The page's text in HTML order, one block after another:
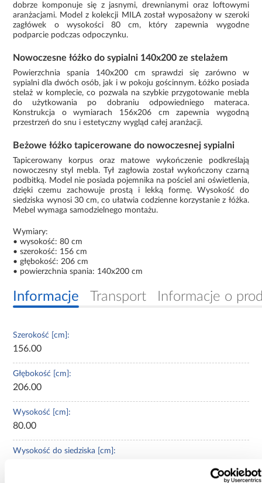
dobrze komponuje się z jasnymi, drewnianymi oraz loftowymi
aranżacjami. Model z kolekcji MILA został wyposażony w szeroki
zagłówek o wysokości 80 cm, który zapewnia wygodne
podparcie podczas odpoczynku.
Nowoczesne łóżko do sypialni 140x200 ze stelażem
Powierzchnia spania 140x200 cm sprawdzi się zarówno w
sypialni dla dwóch osób, jak i w pokoju gościnnym. Łóżko posiada
stelaż w komplecie, co pozwala na szybkie przygotowanie mebla
do użytkowania po dobraniu odpowiedniego materaca.
Konstrukcja o wymiarach 156x206 cm zapewnia wygodną
przestrzeń do snu i estetyczny wygląd całej aranżacji.
Beżowe łóżko tapicerowane do nowoczesnej sypialni
Tapicerowany korpus oraz matowe wykończenie podkreślają
nowoczesny styl mebla. Tył zagłowia został wykończony czarną
podbitką. Model nie posiada pojemnika na pościel ani oświetlenia,
dzięki czemu zachowuje prostą i lekką formę. Wysokość do
siedziska wynosi 30 cm, co ułatwia codzienne korzystanie z łóżka.
Mebel wymaga samodzielnego montażu.
Wymiary:
• wysokość: 80 cm
• szerokość: 156 cm
• głębokość: 206 cm
• powierzchnia spania: 140x200 cm
Informacje Transport Informacje o
Szerokość [cm]:
156.00
Głębokość [cm]:
206.00
Wysokość [cm]:
80.00
Wysokość do siedziska [cm]: